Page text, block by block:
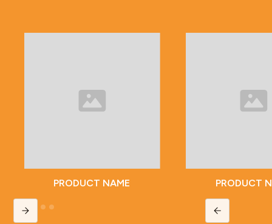
PRODUCT NAME
PRODUCT
Slide 2 of 5.